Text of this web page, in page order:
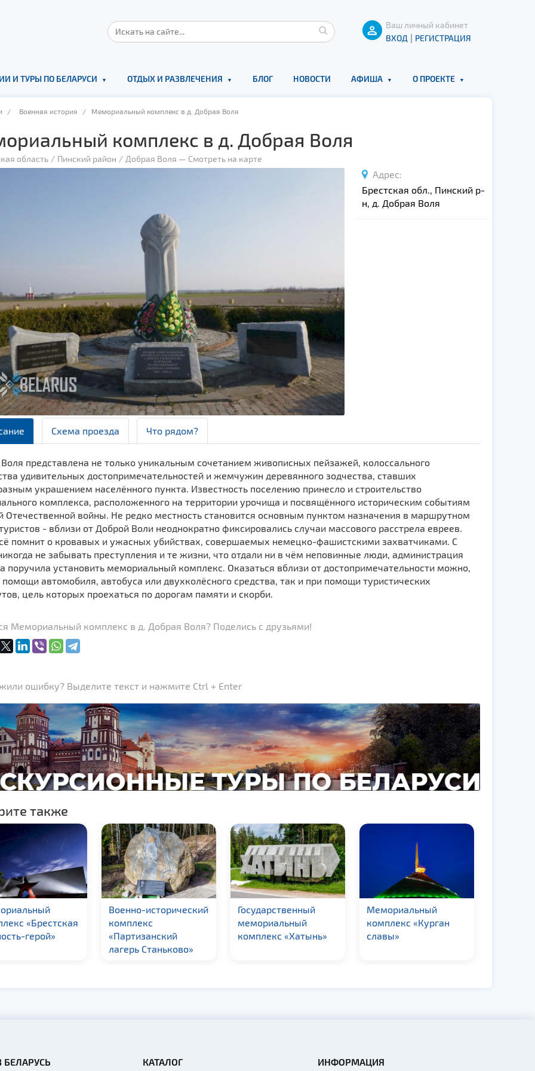
Ваш личный кабинет
ВХОД | РЕГИСТРАЦИЯ
И ТУРЫ ПО БЕЛАРУСИ ОТДЫХ И РАЗВЛЕЧЕНИЯ БЛОГ НОВОСТИ АФИША О ПРОЕКТЕ
/ Военная история / Мемориальный комплекс в д. Добрая Воля
комплекс в д. Добрая Воля
область Пинский район Добрая Воля — Смотреть на карте
Адрес:
Брестская обл., Пинский р-
н, д. Добрая Воля
Схема проезда Что рядом?
представлена не только уникальным сочетанием живописных пейзажей, колоссального
удивительных достопримечательностей и жемчужин деревянного зодчества, ставших
украшением населённого пункта. Известность поселению принесло и строительство
комплекса, расположенного на территории урочища и посвящённого историческим событиям
Отечественной войны. Не редко местность становится основным пунктом назначения в маршрутном
- вблизи от Доброй Воли неоднократно фиксировались случаи массового расстрела евреев.
помнит о кровавых и ужасных убийствах, совершаемых немецко-фашистскими захватчиками. С
не забывать преступления и те жизни, что отдали ни в чём неповинные люди, администрация
поручила установить мемориальный комплекс. Оказаться вблизи от достопримечательности можно,
помощи автомобиля, автобуса или двухколёсного средства, так и при помощи туристических
цель которых проехаться по дорогам памяти и скорби.
Мемориальный комплекс в д. Добрая Воля? Поделись с друзьями!
ошибку? Выделите текст и нажмите Ctrl + Enter
также
«Брестская
герой»
Военно-исторический
комплекс
«Партизанский
лагерь Станьково»
Государственный
мемориальный
комплекс «Хатынь»
Мемориальный
комплекс «Курган
славы»
БЕЛАРУСЬ КАТАЛОГ ИНФОРМАЦИЯ